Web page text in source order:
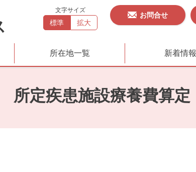
文字サイズ
標準 拡大
お問合せ
所在地一覧 新着情報
定疾患施設療養費算定